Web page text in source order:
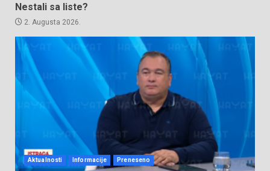
Nestali sa liste?
2. Augusta 2026.
Aktualnosti Informacije Preneseno